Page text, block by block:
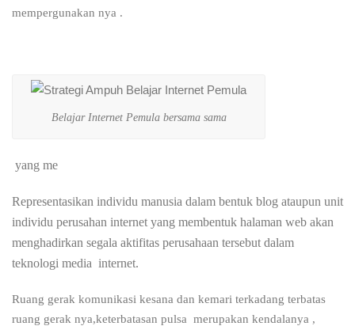
mempergunakan nya .
Belajar Internet Pemula bersama sama
yang me
Representasikan individu manusia dalam bentuk blog ataupun unit
individu perusahan internet yang membentuk halaman web akan
menghadirkan segala aktifitas perusahaan tersebut dalam
teknologi media internet.
Ruang gerak komunikasi kesana dan kemari terkadang terbatas
ruang gerak nya,keterbatasan pulsa merupakan kendalanya ,